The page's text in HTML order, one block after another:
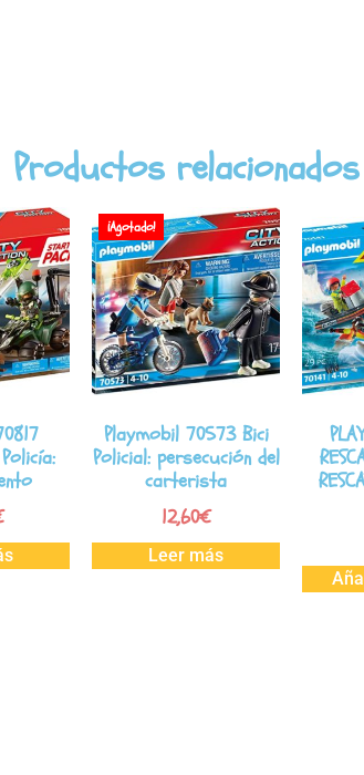
Productos relacionados
¡Agotado!
Playmobil 70573 Bici
Policial: persecución del
carterista
12,60€
Leer más